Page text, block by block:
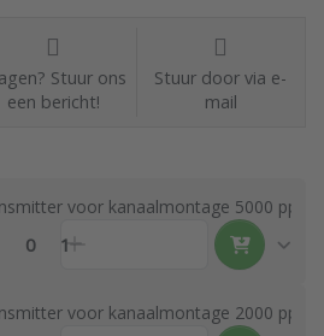
Stuur ons
een bericht!
Stuur door via e-
mail
voor kanaalmontage 5000 ppm
0 1
voor kanaalmontage 2000 ppm